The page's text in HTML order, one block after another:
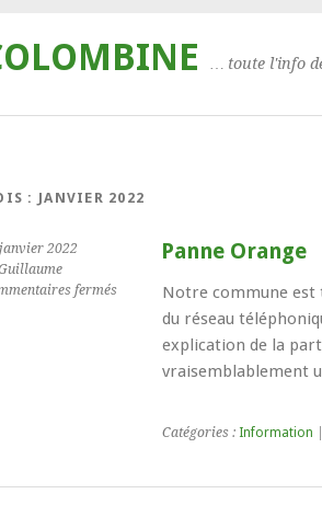
… toute l'info
: JANVIER 2022
2022
ferméssur
Panne Orange
Notre commune est
du réseau
explication de la
vraisemblablement
Catégories : Information